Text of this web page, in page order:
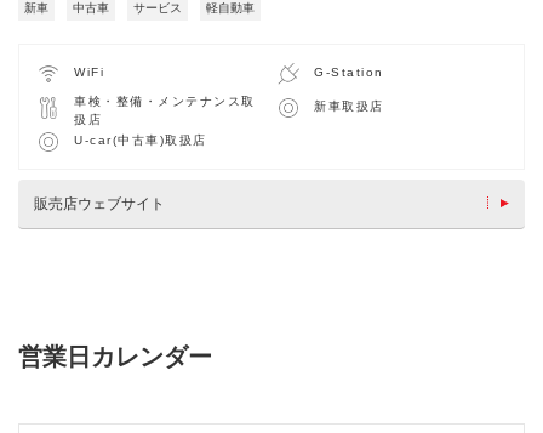
新車 中古車 サービス 軽自動車
WiFi G-Station
車検・整備・メンテナンス取
扱店
新車取扱店
U-car(中古車)取扱店
販売店ウェブサイト
営業日カレンダー